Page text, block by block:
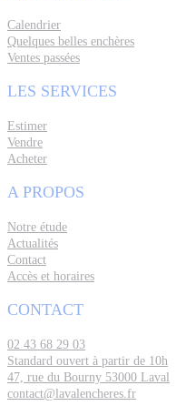
Calendrier
Quelques belles enchères
Ventes passées
LES SERVICES
Estimer
Vendre
Acheter
A PROPOS
Notre étude
Actualités
Contact
Accès et horaires
CONTACT
02 43 68 29 03
Standard ouvert à partir de 10h
47, rue du Bourny 53000 Laval
contact@lavalencheres.fr